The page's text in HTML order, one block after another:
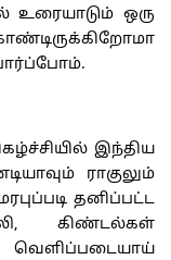
உரையாடும் ஒரு
இந்திய
ராகுலும்
தனிப்பட்ட
கிண்டல்கள்
வெளிப்படையாய்